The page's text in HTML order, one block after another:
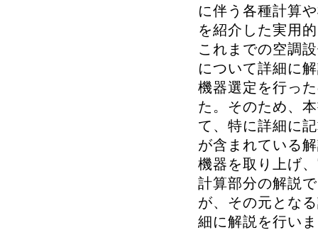
に伴う各種計算
を紹介した実用
これまでの空調
について詳細に
機器選定を行っ
た。そのため、
て、特に詳細に
が含まれている
機器を取り上げ
計算部分の解説
が、その元とな
細に解説を行い